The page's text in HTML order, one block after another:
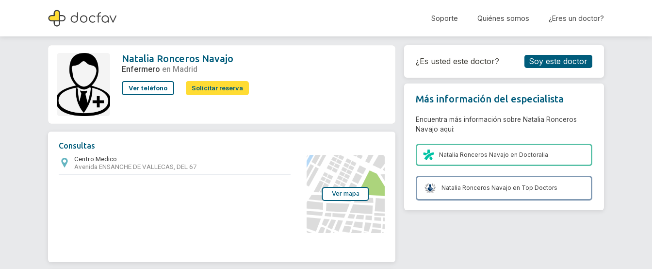
Soporte Quiénes somos ¿Eres un doctor?
Natalia Ronceros Navajo
Enfermero
Reservar cita
Natalia Ronceros Navajo
Enfermero en Madrid
Ver teléfono Solicitar reserva
Consultas
Centro Medico
Avenida ENSANCHE DE VALLECAS, DEL 67
Ver mapa
¿Es usted este doctor? Soy este doctor
Más información del especialista
Encuentra más información sobre Natalia Ronceros
Navajo aquí:
Natalia Ronceros Navajo enDoctoralia
Natalia Ronceros Navajo en Top Doctors